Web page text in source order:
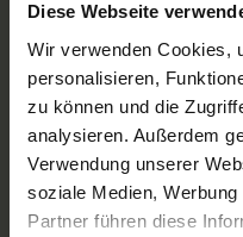
Diese Webseite
Wir verwenden Cookies,
personalisieren,
zu können und die
analysieren. Außerdem
Verwendung unserer
soziale Medien,
Partner führen diese
A-ROSA Flussschiff GmbH
Nicko Cruises Flussreisen
PLANTOURS Kreuzfahrten
AMADEUS Flusskreuzfahrten
1AVista Flussreisen
TOP Reiseziele
Flussreisen Deutschland